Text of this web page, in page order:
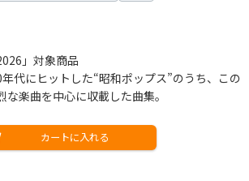
」対象商品
代にヒットした“昭和ポップス”のうち、この
楽曲を中心に収載した曲集。
カートに入れる